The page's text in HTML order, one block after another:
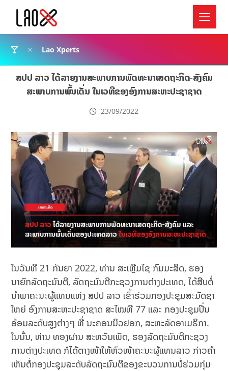
Lao Xperts
ສປປ ລາວ ໄດ້ລາຍງານສະພາບການພັດທະນາເສດຖະກິດ-ສັງຄົມ
ສະພາບການພົ້ນເດັ່ນ ໃນເວທີຂອງອົງການສະຫະປະຊາຊາດ
23/09/2022
ໃນວັນທີ 21 ກັນຍາ 2022, ທ່ານ ສະເຫຼີມໄຊ ກົມມະສິດ, ຮອງ
ນາຍົກລັດຖະມົນຕີ, ລັດຖະມົນຕີກະຊວງການຕ່າງປະເທດ, ໄດ້ສືບຕໍ່
ນໍາພາຄະນະຜູ້ແທນແຫ່ງ ສປປ ລາວ ເຂົ້າຮ່ວມກອງປະຊຸມສະມັດຊາ
ໃຫຍ່ ອົງການສະຫະປະຊາຊາດ ສະໄໝທີ 77 ແລະ ກອງປະຊຸມປິ່ນ
ອ້ອມລະດັບສູງຕ່າງໆ ທີ່ ນະຄອນນິວຢອກ, ສະຫະລັດອາເມຣິກາ.
ໃນນັ້ນ, ທ່ານ ທອງຜ່ານ ສະຫວັນເພັດ, ຮອງລັດຖະມົນຕີກະຊວງ
ການຕ່າງປະເທດ ກໍໄດ້ຕາງໜ້າໃຫ້ຫົວໜ້າຄະນະຜູ້ແທນລາວ ກ່າວຄໍາ
ເຫັນຕໍ່ກອງປະຊຸມລະດັບລັດຖະມົນຕີຂອງຂະບວນການບໍ່ຮ່ວມກຸ່ມ